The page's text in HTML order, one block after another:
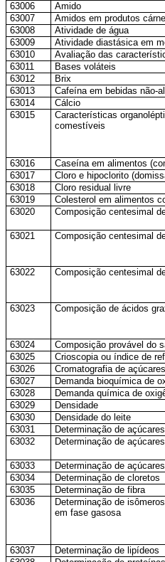
63006
Amido
63007
Amidos em produtos
63008
Atividade de água
63009
Atividade diastásica em
63010
Avaliação das
63011
Bases voláteis
63012
Brix
63013
Cafeína em bebidas não-
63014
Cálcio
63015
Características
comestíveis
63016
Caseína em alimentos
63017
Cloro e hipoclorito
63018
Cloro residual livre
63019
Colesterol em alimentos
63020
Composição centesimal
63021 Composição centesimal
63022 Composição centesimal
63023 Composição de ácidos
63024
Composição provável do
63025
Crioscopia ou índice de
63026
Cromatografia de
63027
Demanda bioquímica de
63028
Demanda química de
63029
Densidade
63030
Densidade do leite
63031
Determinação de
63032
Determinação de
63033
Determinação de
63034
Determinação de cloretos
63035
Determinação de fibra
63036
Determinação de
em fase gasosa
63037
Determinação de lipídeos